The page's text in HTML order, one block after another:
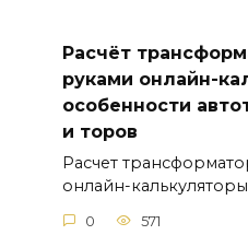
Расчёт
руками онлайн-
особенности
и торов
Расчет
онлайн-калькуляторы
0 571